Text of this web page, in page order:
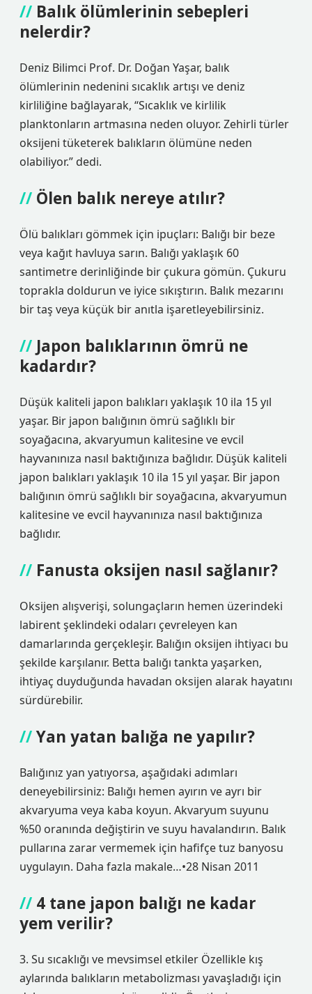
Balık ölümlerinin sebepleri
nelerdir?
Deniz Bilimci Prof. Dr. Doğan Yaşar, balık
ölümlerinin nedenini sıcaklık artışı ve deniz
kirliliğine bağlayarak, “Sıcaklık ve kirlilik
planktonların artmasına neden oluyor. Zehirli türler
oksijeni tüketerek balıkların ölümüne neden
olabiliyor.” dedi.
Ölen balık nereye atılır?
Ölü balıkları gömmek için ipuçları: Balığı bir beze
veya kağıt havluya sarın. Balığı yaklaşık 60
santimetre derinliğinde bir çukura gömün. Çukuru
toprakla doldurun ve iyice sıkıştırın. Balık mezarını
bir taş veya küçük bir anıtla işaretleyebilirsiniz.
Japon balıklarının ömrü ne
kadardır?
Düşük kaliteli japon balıkları yaklaşık 10 ila 15 yıl
yaşar. Bir japon balığının ömrü sağlıklı bir
soyağacına, akvaryumun kalitesine ve evcil
hayvanınıza nasıl baktığınıza bağlıdır. Düşük kaliteli
japon balıkları yaklaşık 10 ila 15 yıl yaşar. Bir japon
balığının ömrü sağlıklı bir soyağacına, akvaryumun
kalitesine ve evcil hayvanınıza nasıl baktığınıza
bağlıdır.
Fanusta oksijen nasıl sağlanır?
Oksijen alışverişi, solungaçların hemen üzerindeki
labirent şeklindeki odaları çevreleyen kan
damarlarında gerçekleşir. Balığın oksijen ihtiyacı bu
şekilde karşılanır. Betta balığı tankta yaşarken,
ihtiyaç duyduğunda havadan oksijen alarak hayatını
sürdürebilir.
Yan yatan balığa ne yapılır?
Balığınız yan yatıyorsa, aşağıdaki adımları
deneyebilirsiniz: Balığı hemen ayırın ve ayrı bir
akvaryuma veya kaba koyun. Akvaryum suyunu
%50 oranında değiştirin ve suyu havalandırın. Balık
pullarına zarar vermemek için hafifçe tuz banyosu
uygulayın. Daha fazla makale…•28 Nisan 2011
4 tane japon balığı ne kadar
yem verilir?
3. Su sıcaklığı ve mevsimsel etkiler Özellikle kış
aylarında balıkların metabolizması yavaşladığı için